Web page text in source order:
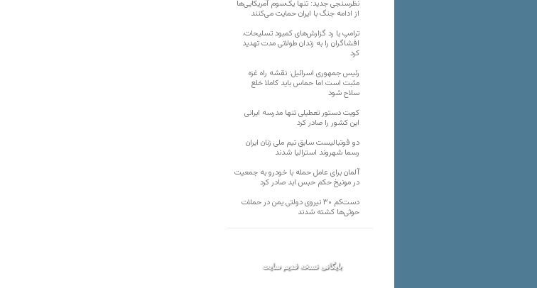
نظرسنجی جدید: تنها یک‌سوم آمریکایی‌ها
از ادامه جنگ با ایران حمایت می‌کنند
ترامپ با رد گزارش‌های کمبود تسلیحات،
افشاگران را به زندان طولانی مدت تهدید
کرد
رئیس‌ جمهوری اسرائیل: نقشه راه غزه
مثبت است اما حماس باید کاملا خلع
سلاح شود
کویت دستور تعطیلی تنها مدرسه ایرانی
این کشور را صادر کرد
دو فوتبالیست سابق تیم ملی زنان ایران
رسما شهروند استرالیا شدند
آلمان برای عامل حمله با خودرو به جمعیت
در مونیخ حکم حبس ابد صادر کرد
دست‌کم ۳۰ نیروی دولتی یمن در حملات
حوثی‌ها کشته شدند
بایگانی نسخه قدیم سایت